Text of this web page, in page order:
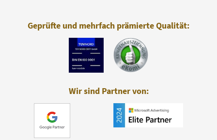
Geprüfte und mehrfach prämierte Qualität:
Wir sind Partner von: